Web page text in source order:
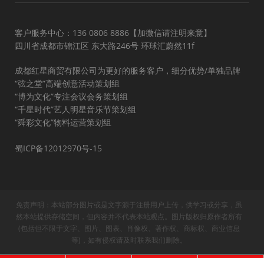
客户服务中心：136 0806 8886【加微信请注明来意】
四川省成都市锦江区 东大路246号 环球汇蔚然11f
成都红星商贸有限公司为更好的服务客户，细分优势/单独品牌
“弦之堂”高端创意活动策划组
“博为文化”专注会议会务策划组
“千星时代”艺人明星音乐节策划组
“舜彩文化”物料运营策划组
蜀ICP备12012970号-15
免责声明：本站部分图片或是文字源于注册用户上传，供学习或分享，虽
然本站提供存储空间，但内容并不代表本站观点。图片版权归原作者所有
(包括但不限于文字、图片、图表、肖像权、著作权、商标权、商业信息
等)，如有侵权请及时联系我们删除。